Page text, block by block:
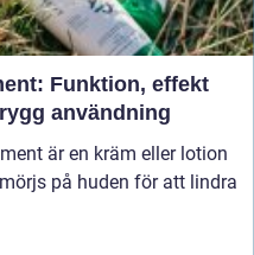
Funktion, effekt
användning
är en kräm eller lotion
på huden för att lindra